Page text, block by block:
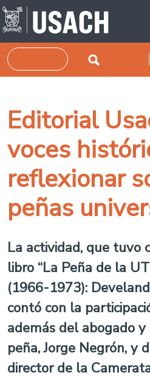
Pasar al contenido principal
Buscar
Editorial
voces
reflexionar
peñas
La actividad, que tuvo
libro “La Peña de la
(1966-1973):
contó con la
además del abogado
peña, Jorge Negrón, y
director de la